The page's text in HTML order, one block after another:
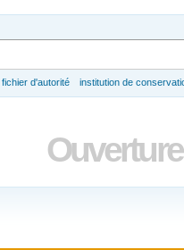
fichier d'autorité institution de